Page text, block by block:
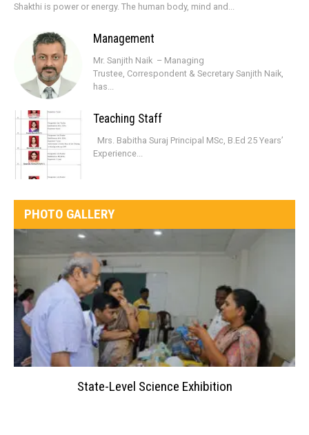
Shakthi is power or energy. The human body, mind and...
Management
Mr. Sanjith Naik – Managing
Trustee, Correspondent & Secretary Sanjith Naik,
has...
Teaching Staff
Mrs. Babitha Suraj Principal MSc, B.Ed 25 Years’
Experience...
PHOTO GALLERY
State-Level Science Exhibition